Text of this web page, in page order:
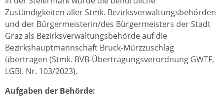
Zuständigkeiten aller Stmk. Bezirksverwaltungsbehörden
und der Bürgermeisterin/des Bürgermeisters der Stadt
Graz als Bezirksverwaltungsbehörde auf die
Bezirkshauptmannschaft Bruck-Mürzzuschlag
übertragen (Stmk. BVB-Übertragungsverordnung GWTF,
LGBl. Nr. 103/2023).
Aufgaben der Behörde: